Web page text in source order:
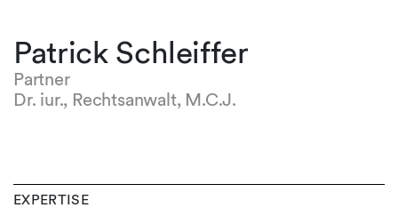
Patrick Schleiffer
Partner
Dr. iur., Rechtsanwalt, M.C.J.
EXPERTISE